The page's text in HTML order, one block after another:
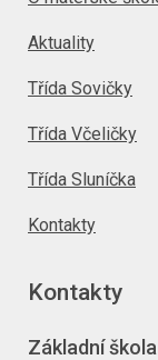
Aktuality
Třída Sovičky
Třída Včeličky
Třída Sluníčka
Kontakty
Kontakty
Základní škola